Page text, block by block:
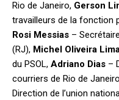
Rio de Janeiro, Gerson
travailleurs de la fonction
Rosi Messias –
(RJ), Michel Oliveira
du PSOL, Adriano Dias –
courriers de Rio de
Direction de l’union